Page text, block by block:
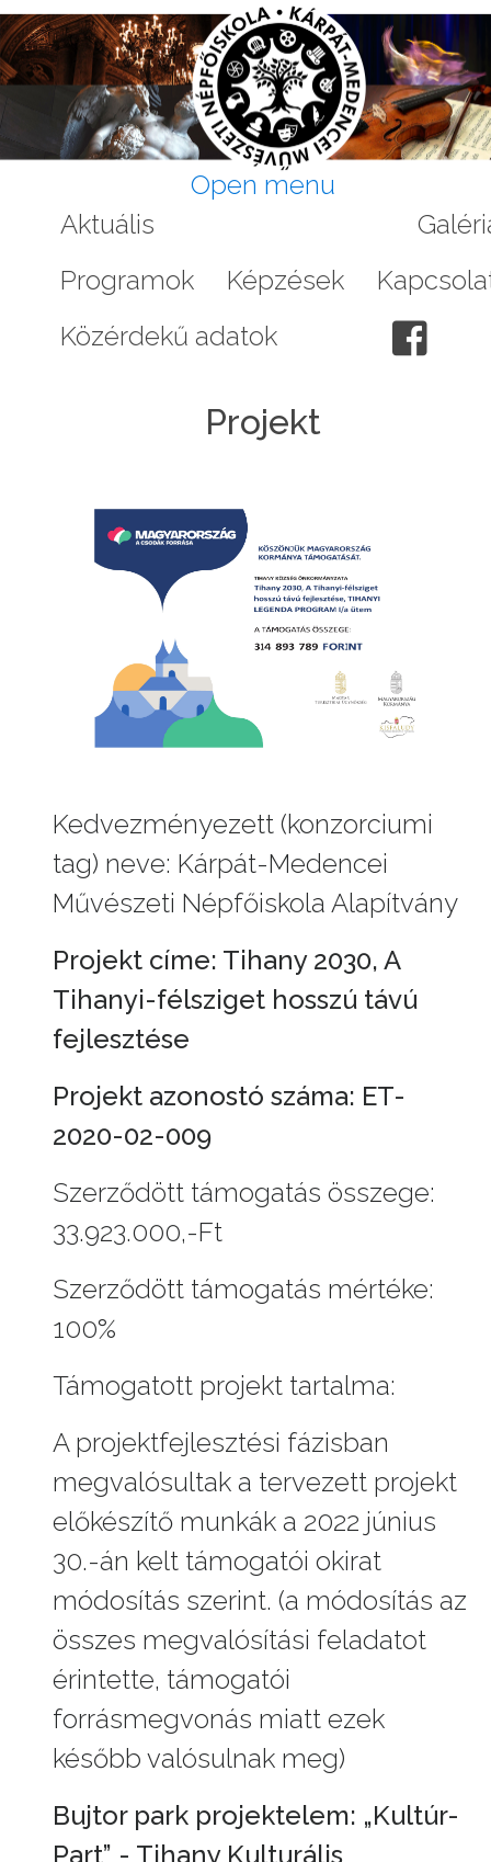
Open menu
Aktuális
Programok
Képzések
Közérdekű adatok
Projekt
Kedvezményezett (konzorciumi
tag) neve: Kárpát-Medencei
Művészeti Népfőiskola Alapítvány
Projekt címe: Tihany 2030, A
Tihanyi-félsziget hosszú távú
fejlesztése
Projekt azonostó száma: ET-
2020-02-009
Szerződött támogatás összege:
33.923.000,-Ft
Szerződött támogatás mértéke:
100%
Támogatott projekt tartalma:
A projektfejlesztési fázisban
megvalósultak a tervezett projekt
előkészítő munkák a 2022 június
30.-án kelt támogatói okirat
módosítás szerint. (a módosítás az
összes megvalósítási feladatot
érintette, támogatói
forrásmegvonás miatt ezek
később valósulnak meg)
Bujtor park projektelem: „Kultúr-
Part” - Tihany Kulturális